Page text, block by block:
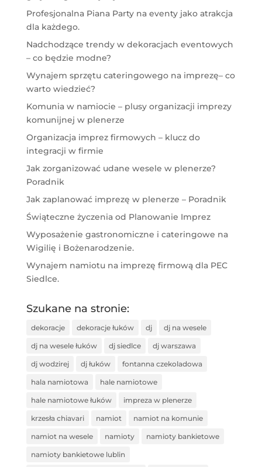
Profesjonalna Piana Party na eventy jako atrakcja
dla każdego.
Nadchodzące trendy w dekoracjach eventowych
– co będzie modne?
Wynajem sprzętu cateringowego na imprezę– co
warto wiedzieć?
Komunia w namiocie – plusy organizacji imprezy
komunijnej w plenerze
Organizacja imprez firmowych – klucz do
integracji w firmie
Jak zorganizować udane wesele w plenerze?
Poradnik
Jak zaplanować imprezę w plenerze – Poradnik
Świąteczne życzenia od Planowanie Imprez
Wyposażenie gastronomiczne i cateringowe na
Wigilię i Bożenarodzenie.
Wynajem namiotu na imprezę firmową dla PEC
Siedlce.
Szukane na stronie:
dekoracje dekoracje łuków dj dj na wesele
dj na wesele łuków dj siedlce dj warszawa
dj wodzirej dj łuków fontanna czekoladowa
hala namiotowa hale namiotowe
hale namiotowe łuków impreza w plenerze
krzesła chiavari namiot namiot na komunie
namiot na wesele namioty namioty bankietowe
namioty bankietowe lublin